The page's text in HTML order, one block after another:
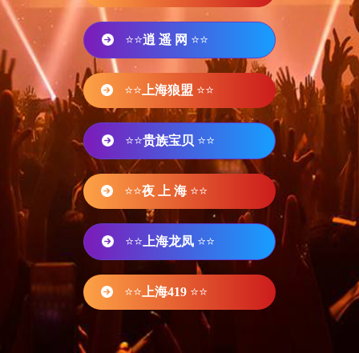
⭐⭐逍 遥 网 ⭐⭐
⭐⭐ 上海狼盟 ⭐⭐
⭐⭐贵族宝贝 ⭐⭐
⭐⭐夜 上 海 ⭐⭐
⭐⭐ 上海龙凤 ⭐⭐
⭐⭐ 上海419 ⭐⭐